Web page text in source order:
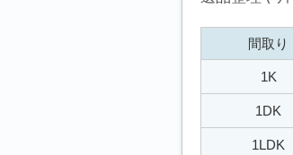
間取り
1K
1DK
1LDK